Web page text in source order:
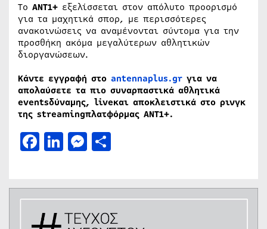
To ANT1+ εξελίσσεται στον απόλυτο προορισμό
για τα μαχητικά σπορ, με περισσότερες
ανακοινώσεις να αναμένονται σύντομα για την
προσθήκη ακόμα μεγαλύτερων αθλητικών
διοργανώσεων.
Κάντε εγγραφή στο antennaplus.gr για να
απολαύσετε τα πιο συναρπαστικά αθλητικά
eventsδύναμης, liveκαι αποκλειστικά στο ρινγκ
της streamingπλατφόρμας ΑΝΤ1+.
Facebook
LinkedIn
Messenger